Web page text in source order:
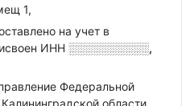
1,
на учет в
ИНН ░░░░░░░░░░,
Федеральной
области